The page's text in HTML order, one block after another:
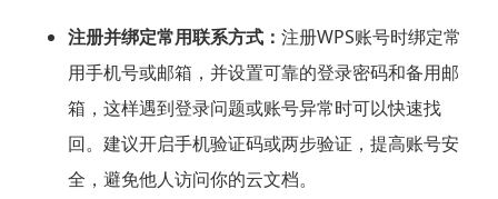
注册并绑定常用联系方式： 注册WPS账号时绑定常
用手机号或邮箱，并设置可靠的登录密码和备用邮
箱，这样遇到登录问题或账号异常时可以快速找
回。建议开启手机验证码或两步验证，提高账号安
全，避免他人访问你的云文档。